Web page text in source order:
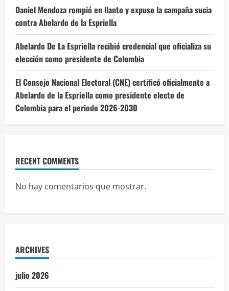
Daniel Mendoza rompió en llanto y expuso la campaña sucia
contra Abelardo de la Espriella
Abelardo De La Espriella recibió credencial que oficializa su
elección como presidente de Colombia
El Consejo Nacional Electoral (CNE) certificó oficialmente a
Abelardo de la Espriella como presidente electo de
Colombia para el periodo 2026-2030
RECENT COMMENTS
No hay comentarios que mostrar.
ARCHIVES
julio 2026